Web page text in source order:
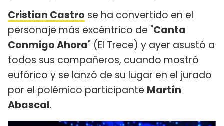
Cristian Castro se ha convertido en el
personaje más excéntrico de "Canta
Conmigo Ahora" (El Trece) y ayer asustó a
todos sus compañeros, cuando mostró
eufórico y se lanzó de su lugar en el jurado
por el polémico participante Martín
Abascal.